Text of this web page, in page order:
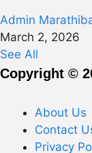
Admin
March 2, 2026
See All
Copyright ©
About Us
Contact
Privacy